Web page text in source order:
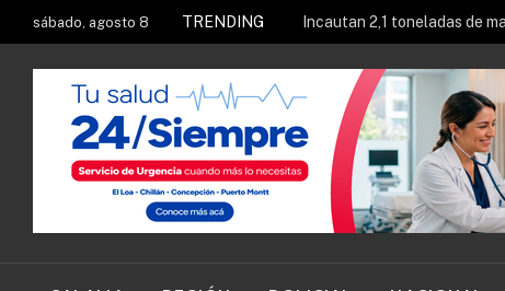
sábado, agosto 8 TRENDING